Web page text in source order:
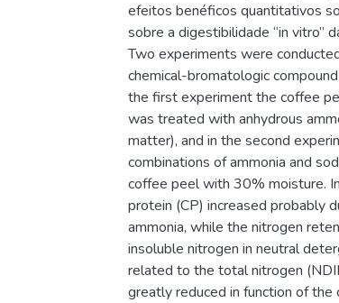
efeitos benéficos quantitativos
sobre a digestibilidade “in vitro”
Two experiments were
chemical-bromatologic
the first experiment the coffee
was treated with anhydrous
matter), and in the second
combinations of ammonia and
coffee peel with 30% moisture.
protein (CP) increased probably
ammonia, while the nitrogen
insoluble nitrogen in neutral
related to the total nitrogen
greatly reduced in function of